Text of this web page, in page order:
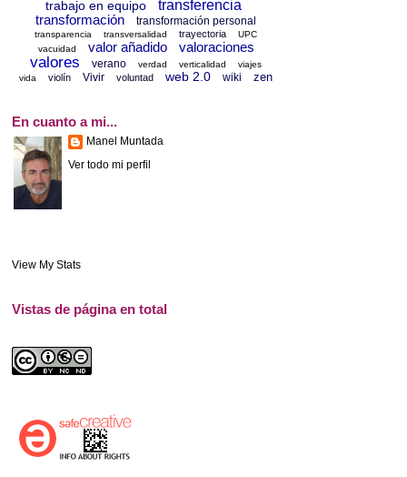
trabajo en equipo
transferencia
transformación
transformación personal
transparencia transversalidad trayectoria
UPC
vacuidad
valor añadido valoraciones
valores verano verdad verticalidad
viajes
vida
violín Vivir voluntad web 2.0 wiki zen
En cuanto a mi...
Manel Muntada
Ver todo mi perfil
View My Stats
Vistas de página en total